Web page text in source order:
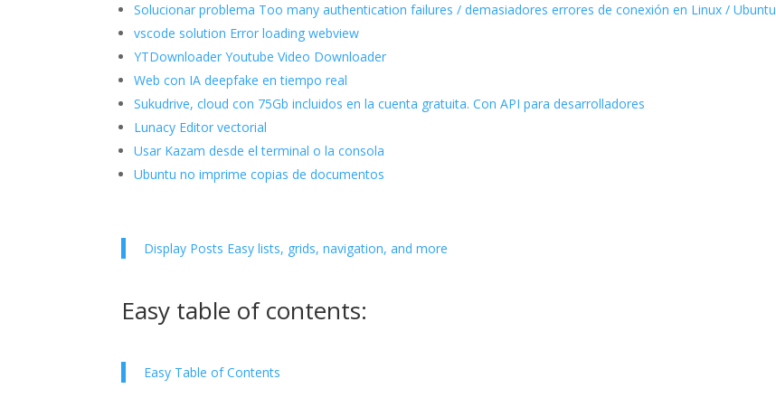
Solucionar problema Too many authentication failures / demasiadores errores de conexión en Linux / Ubuntu
vscode solution Error loading webview
YTDownloader Youtube Video Downloader
Web con IA deepfake en tiempo real
Sukudrive, cloud con 75Gb incluidos en la cuenta gratuita. Con API para desarrolladores
Lunacy Editor vectorial
Usar Kazam desde el terminal o la consola
Ubuntu no imprime copias de documentos
Display Posts Easy lists, grids, navigation, and more
Easy table of contents:
Easy Table of Contents